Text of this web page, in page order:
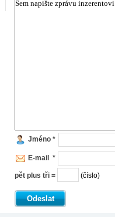
Jméno *
E-mail *
pět plus tři = (číslo)
Odeslat